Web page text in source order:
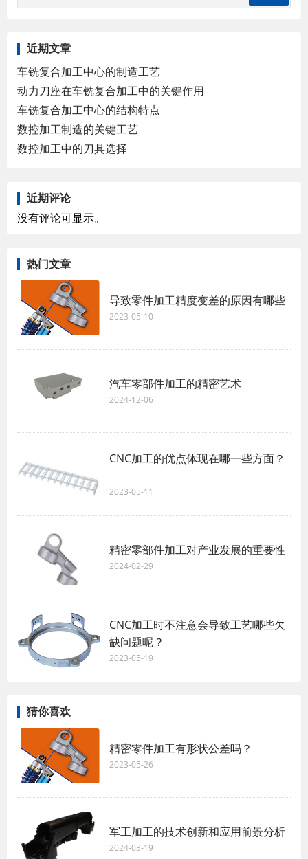
近期文章
车铣复合加工中心的制造工艺
动力刀座在车铣复合加工中的关键作用
车铣复合加工中心的结构特点
数控加工制造的关键工艺
数控加工中的刀具选择
近期评论
没有评论可显示。
热门文章
导致零件加工精度变差的原因有哪些
2023-05-10
汽车零部件加工的精密艺术
2024-12-06
CNC加工的优点体现在哪一些方面？
2023-05-11
精密零部件加工对产业发展的重要性
2024-02-29
CNC加工时不注意会导致工艺哪些欠
缺问题呢？
2023-05-19
猜你喜欢
精密零件加工有形状公差吗？
2023-05-26
军工加工的技术创新和应用前景分析
2024-03-19